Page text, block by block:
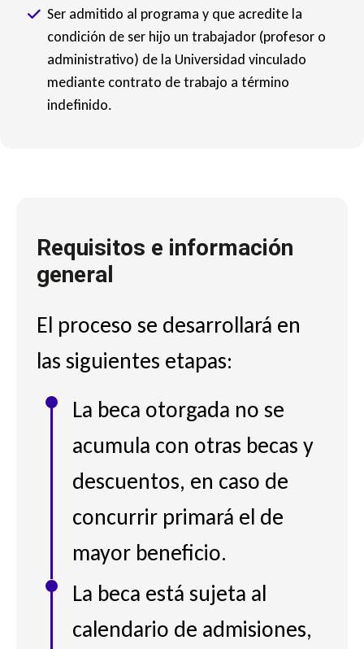
Ser admitido al programa y que acredite la
condición de ser hijo un trabajador (profesor o
administrativo) de la Universidad vinculado
mediante contrato de trabajo a término
indefinido.
Requisitos e información
general
El proceso se desarrollará en
las siguientes etapas:
La beca otorgada no se
acumula con otras becas y
descuentos, en caso de
concurrir primará el de
mayor beneficio.
La beca está sujeta al
calendario de admisiones,